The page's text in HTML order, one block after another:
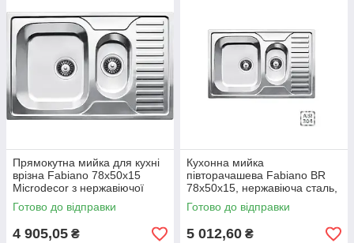
Прямокутна мийка для кухні
врізна Fabiano 78x50x15
Microdecor з нержавіючої
сталі з двома чашами і
крилом.
Готово до відправки
4 905,05 ₴
Кухонна мийка
півторачашева Fabiano BR
78x50x15, нержавіюча сталь,
матова поліровка
(8213.401.0012)
Готово до відправки
5 012,60 ₴